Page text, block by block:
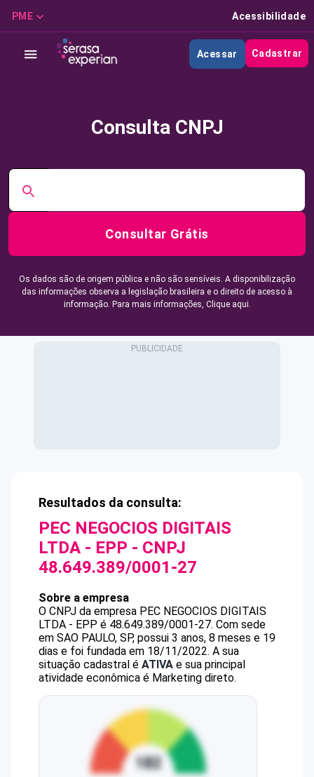
PME Acessibilidade
Acessar Cadastrar
Consulta CNPJ
Consultar Grátis
Os dados são de origem pública e não são sensíveis. A disponibilização
das informações observa a legislação brasileira e o direito de acesso à
informação. Para mais informações, Clique aqui.
Resultados da consulta:
PEC NEGOCIOS DIGITAIS
LTDA - EPP - CNPJ
48.649.389/0001-27
Sobre a empresa
O CNPJ da empresa PEC NEGOCIOS DIGITAIS
LTDA - EPP é 48.649.389/0001-27. Com sede
em SAO PAULO, SP, possui 3 anos, 8 meses e 19
dias e foi fundada em 18/11/2022. A sua
situação cadastral é ATIVA e sua principal
atividade econômica é Marketing direto.